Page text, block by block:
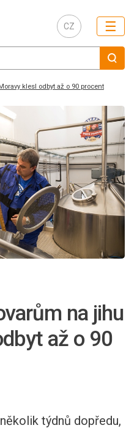
CZ ☰
klesl odbyt až o 90 procent
na jihu
až o 90
týdnů dopředu,